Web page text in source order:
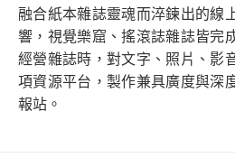
融合紙本雜誌靈魂而淬鍊出的線
響，視覺樂窟、搖滾誌雜誌皆完
經營雜誌時，對文字、照片、影
項資源平台，製作兼具廣度與深
報站。